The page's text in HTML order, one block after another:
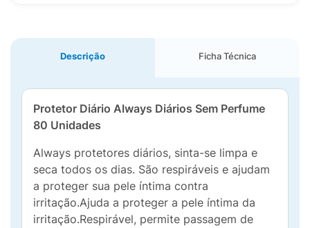
Descrição Ficha Técnica
Protetor Diário Always Diários Sem Perfume
80 Unidades
Always protetores diários, sinta-se limpa e
seca todos os dias. São respiráveis e ajudam
a proteger sua pele íntima contra
irritação.Ajuda a proteger a pele íntima da
irritação.Respirável, permite passagem de